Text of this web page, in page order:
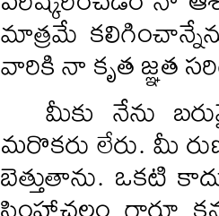
మాత్రమే
వారికి నా కృత జ్ఞత
మీకు నేను
మరొకరు లేరు. మీ
బెత్తుతాను. ఒకటి